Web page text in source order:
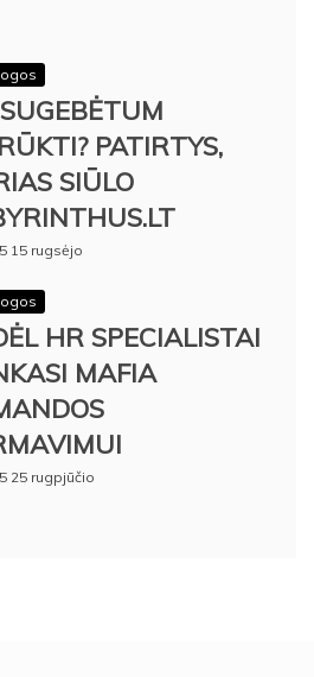
PATIRTYS,
SIŪLO
15 rugsėjo
HR SPECIALISTAI
MAFIA
25 rugpjūčio